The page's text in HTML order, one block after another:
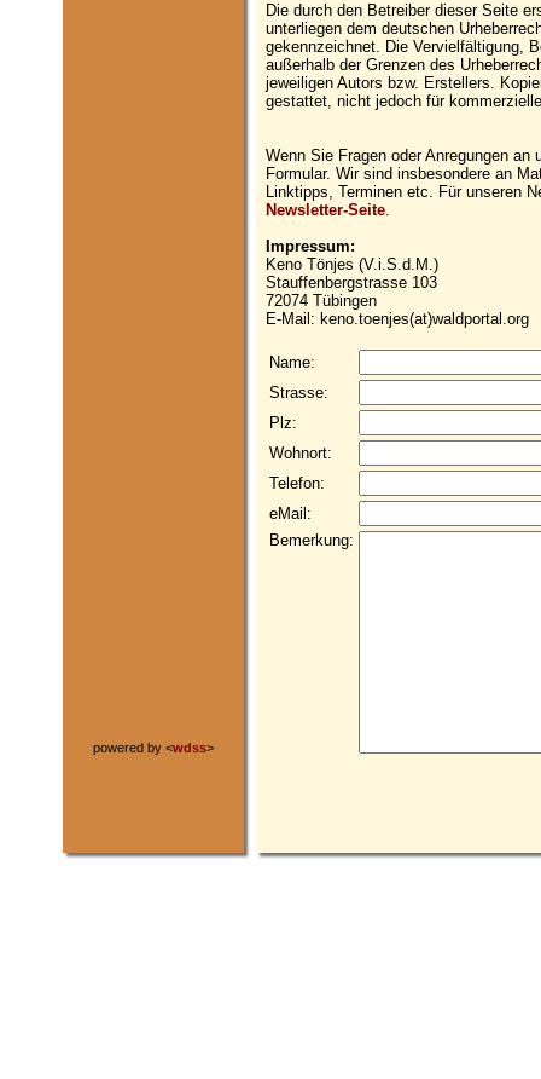
powered by <wdss>
Die durch den Betreiber dieser Seite
unterliegen dem deutschen
gekennzeichnet. Die Vervielfältigung,
außerhalb der Grenzen des
jeweiligen Autors bzw. Erstellers.
gestattet, nicht jedoch für
Wenn Sie Fragen oder Anregungen
Formular. Wir sind insbesondere an
Linktipps, Terminen etc. Für unseren
Newsletter-Seite.
Impressum:
Keno Tönjes (V.i.S.d.M.)
Stauffenbergstrasse 103
72074 Tübingen
E-Mail: keno.toenjes(at)waldportal.org
Name:
Strasse:
Plz:
Wohnort:
Telefon:
eMail:
Bemerkung: